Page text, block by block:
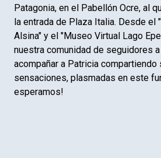
Patagonia, en el Pabellón Ocre, al
la entrada de Plaza Italia. Desde el
Alsina" y el "Museo Virtual Lago
nuestra comunidad de seguidores
acompañar a Patricia
sensaciones, plasmadas en este
esperamos!